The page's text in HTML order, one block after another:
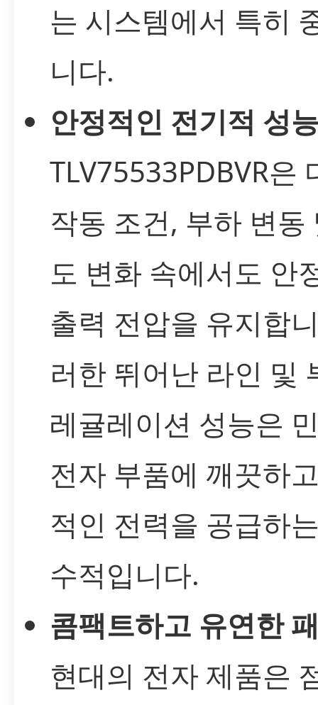
는 시스템에서 특히
니다.
안정적인 전기적 성
TLV75533PDBVR은
작동 조건, 부하 변동
도 변화 속에서도 안
출력 전압을 유지합
러한 뛰어난 라인 및
레귤레이션 성능은
전자 부품에 깨끗하
적인 전력을 공급하
수적입니다.
콤팩트하고 유연한
현대의 전자 제품은